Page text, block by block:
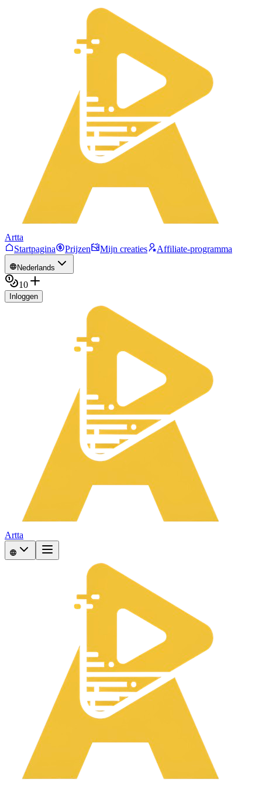
Artta
Startpagina
Prijzen Mijn creaties Affiliate-programma
Nederlands
10
Inloggen
Artta